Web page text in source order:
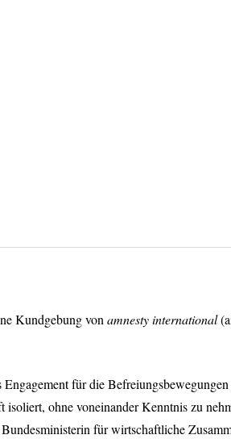
Kundgebung von amnesty international
Engagement für die
isoliert, ohne voneinander Kenntnis zu
für wirtschaftliche